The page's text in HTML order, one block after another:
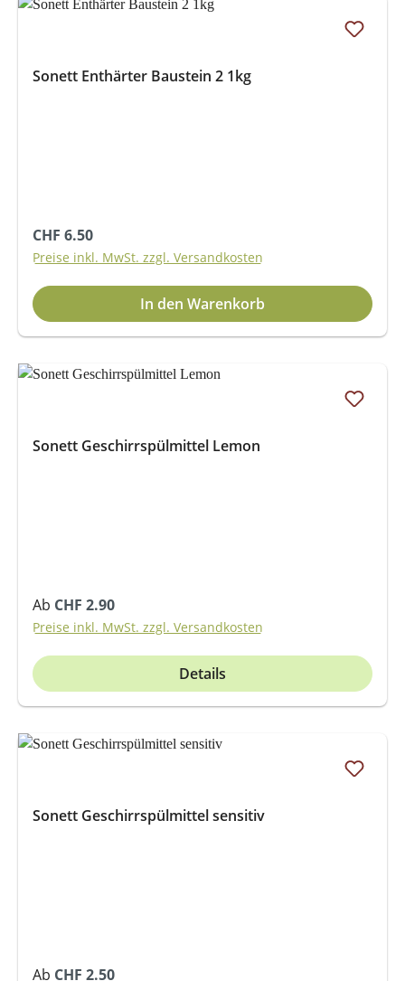
Sonett Enthärter Baustein 2 1kg
Regulärer Preis:
CHF 6.50
Preise inkl. MwSt. zzgl. Versandkosten
In den Warenkorb
Sonett Geschirrspülmittel Lemon
Regulärer Preis:
Ab CHF 2.90
Preise inkl. MwSt. zzgl. Versandkosten
Details
Sonett Geschirrspülmittel sensitiv
Regulärer Preis:
Ab CHF 2.50